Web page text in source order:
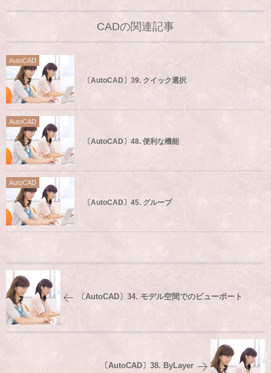
CADの関連記事
AutoCAD
〔AutoCAD〕39. クイック選択
AutoCAD
〔AutoCAD〕48. 便利な機能
AutoCAD
〔AutoCAD〕45. グループ
〔AutoCAD〕34. モデル空間でのビューポート
〔AutoCAD〕38. ByLayer